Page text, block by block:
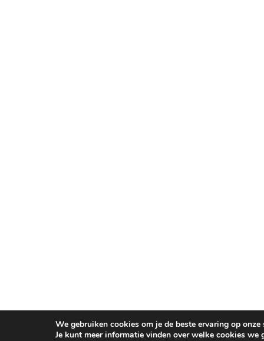
We gebruiken cookies om je de beste ervaring op onze
Je kunt meer informatie vinden over welke cookies